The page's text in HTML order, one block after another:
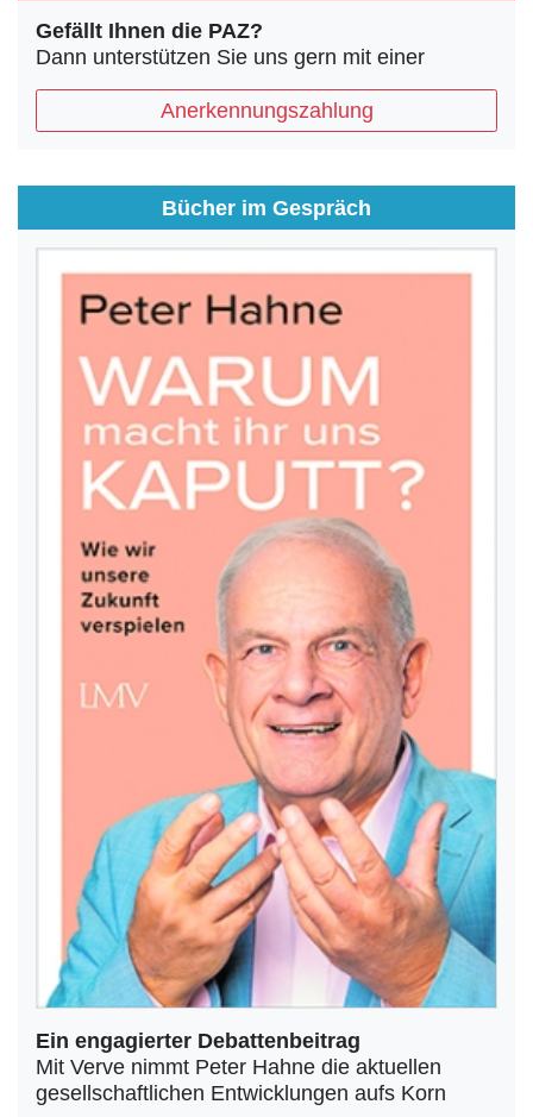
Gefällt Ihnen die PAZ?
Dann unterstützen Sie uns gern mit einer
Anerkennungszahlung
Bücher im Gespräch
Ein engagierter Debattenbeitrag
Mit Verve nimmt Peter Hahne die aktuellen
gesellschaftlichen Entwicklungen aufs Korn